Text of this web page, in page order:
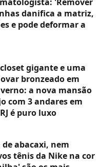
danifica a matriz,
e pode deformar a
gigante e uma
bronzeado em
a nova mansão
com 3 andares em
é puro luxo
abacaxi, nem
tênis da Nike na cor